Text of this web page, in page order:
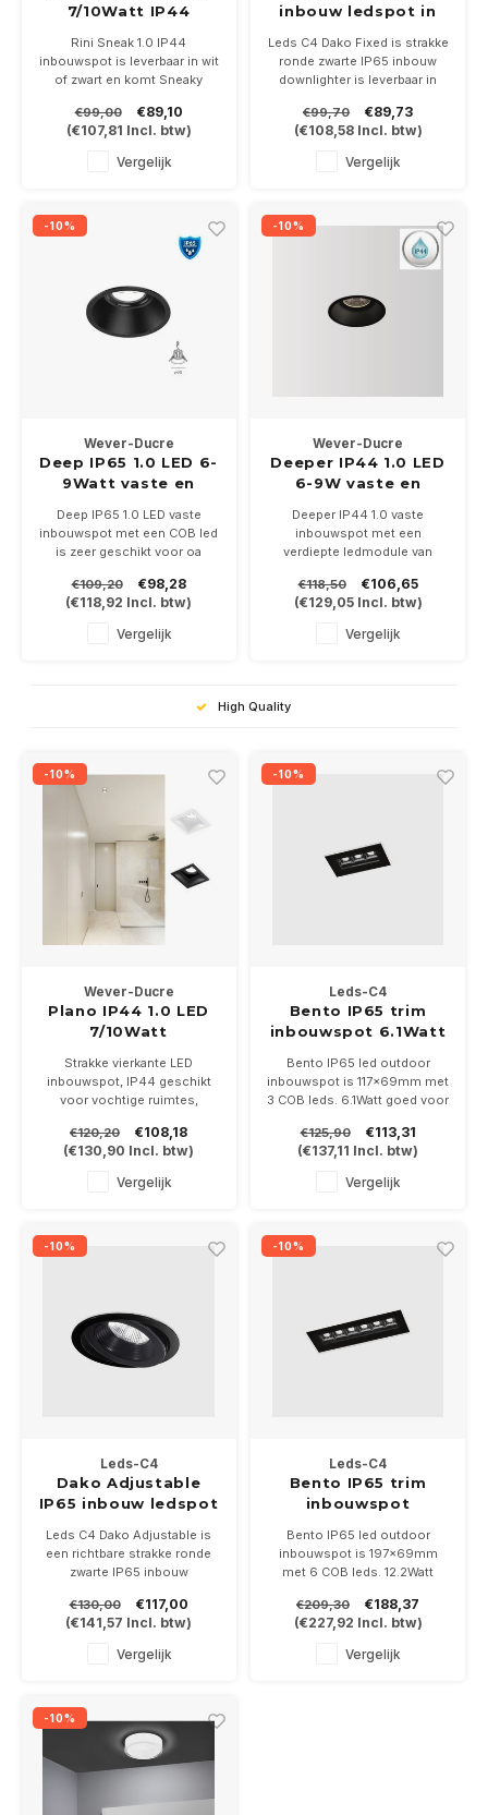
7/10Watt IP44
Rini Sneak 1.0 IP44
inbouwspot is leverbaar in wit
of zwart en komt Sneaky
Geschikt voor badkamer en
buitenluifel.
Excl driver.
€99,00
€89,10
(€107,81 Incl. btw)
Vergelijk
inbouw ledspot in
Leds C4 Dako Fixed is strakke
ronde zwarte IP65 inbouw
downlighter is leverbaar in
Geleverd incl IP67 driver 2
reflectoren.
€99,70
€89,73
(€108,58Incl. btw)
Vergelijk
-10%
Wever-Ducre
Deep IP65 1.0 LED 6-
9Watt vaste en
inbouwspot
Deep IP65 1.0 LED vaste
inbouwspot met een COB led
is zeer geschikt voor oa
bij 350mA of 9Watt bij
500mA. Driver niet
bijgeleverd.
Is leverbaar in wit of zwart in
€109,20
€98,28
(€118,92 Incl. btw)
Vergelijk
-10%
Wever-Ducre
Deeper IP44 1.0 LED
6-9W vaste en
inbouwspot
Deeper IP44 1.0 vaste
inbouwspot met een
verdiepte ledmodule van
(350mA)-9Watt(500mA), is
leverbaar in wit en zwart.
In 3 kleurtemperaturen 2700-
3000-2000/3000K. Driver
€118,50
€106,65
(€129,05Incl. btw)
Vergelijk
High Quality
-10%
Wever-Ducre
Plano IP44 1.0 LED
7/10Watt
Strakke vierkante LED
inbouwspot, IP44 geschikt
voor vochtige ruimtes,
vaste led module (1.0 LED)
van 6/9Watt.
Exclusief driver 350 of
500mA
€120,20
€108,18
(€130,90 Incl. btw)
Vergelijk
-10%
Leds-C4
Bento IP65 trim
inbouwspot 6.1Watt
Bento IP65 led outdoor
inbouwspot is 117x69mm met
3 COB leds. 6.1Watt goed voor
Reflector 17-38 of 47 graden
in de kleur zwart/wit
Dimbaar, driver 700mA niet
bijgeleverd.
€125,90
€113,31
(€137,11 Incl. btw)
Vergelijk
-10%
Leds-C4
Dako Adjustable
IP65 inbouw ledspot
Leds C4 Dako Adjustable is
een richtbare strakke ronde
zwarte IP65 inbouw
6,4Watt of 18Watt
Geleverd incl IP67 driver 2
reflectoren.
€130,00
€117,00
(€141,57 Incl. btw)
Vergelijk
-10%
Leds-C4
Bento IP65 trim
inbouwspot
Bento IP65 led outdoor
inbouwspot is 197x69mm
met 6 COB leds. 12.2Watt
Reflector 17-38 of 47 graden
in de kleur zwart/wit
Dimbaar, driver 700mA niet
bijgeleverd.
€209,30
€188,37
(€227,92 Incl. btw)
Vergelijk
-10%